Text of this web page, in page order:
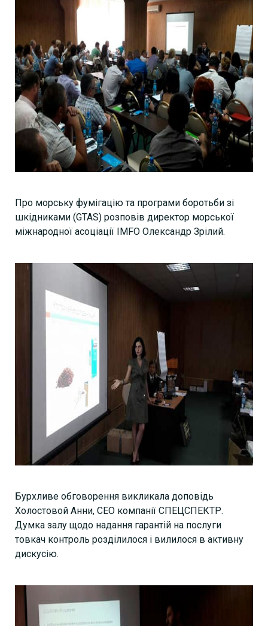
Про морську фумігацію та програми боротьби зі
шкідниками (GTAS) розповів директор морської
міжнародної асоціації IMFО Олександр Зрілий.
Бурхливе обговорення викликала доповідь
Холостовой Анни, СЕО компанії СПЕЦСПЕКТР.
Думка залу щодо надання гарантій на послуги
товкач контроль розділилося і вилилося в активну
дискусію.